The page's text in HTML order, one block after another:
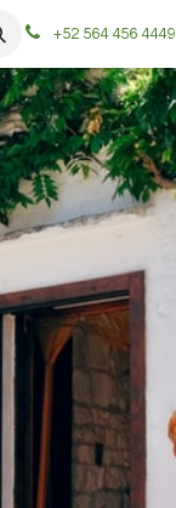
+52 564 456 4449